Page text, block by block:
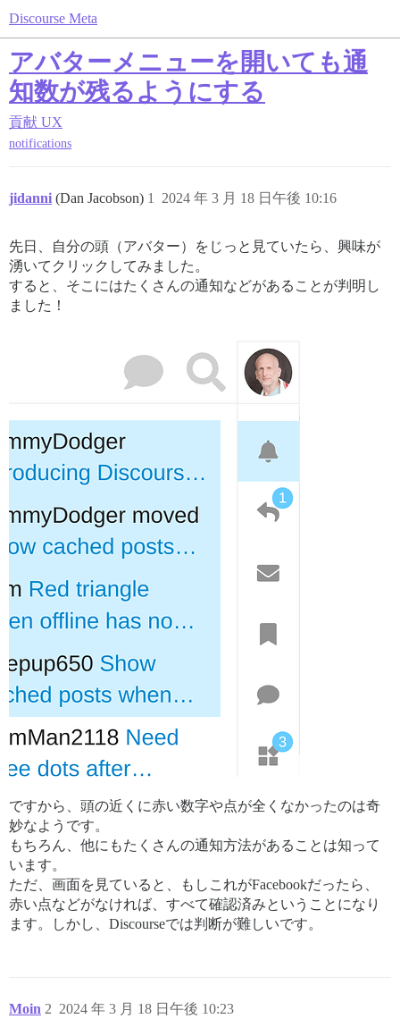
Discourse Meta
アバターメニューを開いても通
知数が残るようにする
貢献 UX
notifications
jidanni (Dan Jacobson) 2024 年 3 月 18 日午後 10:16
1
先日、自分の頭（アバター）をじっと見ていたら、興味が
湧いてクリックしてみました。
すると、そこにはたくさんの通知などがあることが判明し
ました！
ですから、頭の近くに赤い数字や点が全くなかったのは奇
妙なようです。
もちろん、他にもたくさんの通知方法があることは知って
います。
ただ、画面を見ていると、もしこれがFacebookだったら、
赤い点などがなければ、すべて確認済みということになり
ます。しかし、Discourseでは判断が難しいです。
Moin 2024 年 3 月 18 日午後 10:23
2